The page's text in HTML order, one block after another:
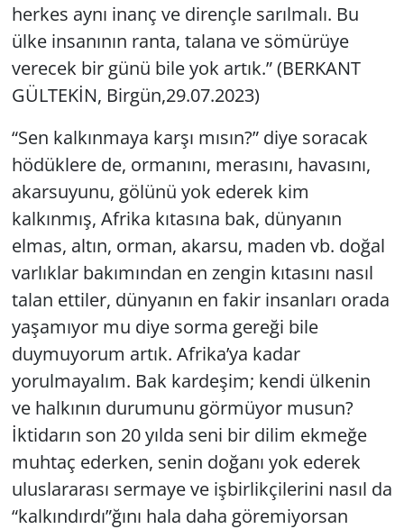
herkes aynı inanç ve dirençle sarılmalı. Bu
ülke insanının ranta, talana ve sömürüye
verecek bir günü bile yok artık.” (BERKANT
GÜLTEKİN, Birgün,29.07.2023)
“Sen kalkınmaya karşı mısın?” diye soracak
hödüklere de, ormanını, merasını, havasını,
akarsuyunu, gölünü yok ederek kim
kalkınmış, Afrika kıtasına bak, dünyanın
elmas, altın, orman, akarsu, maden vb. doğal
varlıklar bakımından en zengin kıtasını nasıl
talan ettiler, dünyanın en fakir insanları orada
yaşamıyor mu diye sorma gereği bile
duymuyorum artık. Afrika’ya kadar
yorulmayalım. Bak kardeşim; kendi ülkenin
ve halkının durumunu görmüyor musun?
İktidarın son 20 yılda seni bir dilim ekmeğe
muhtaç ederken, senin doğanı yok ederek
uluslararası sermaye ve işbirlikçilerini nasıl da
“kalkındırdı”ğını hala daha göremiyorsan